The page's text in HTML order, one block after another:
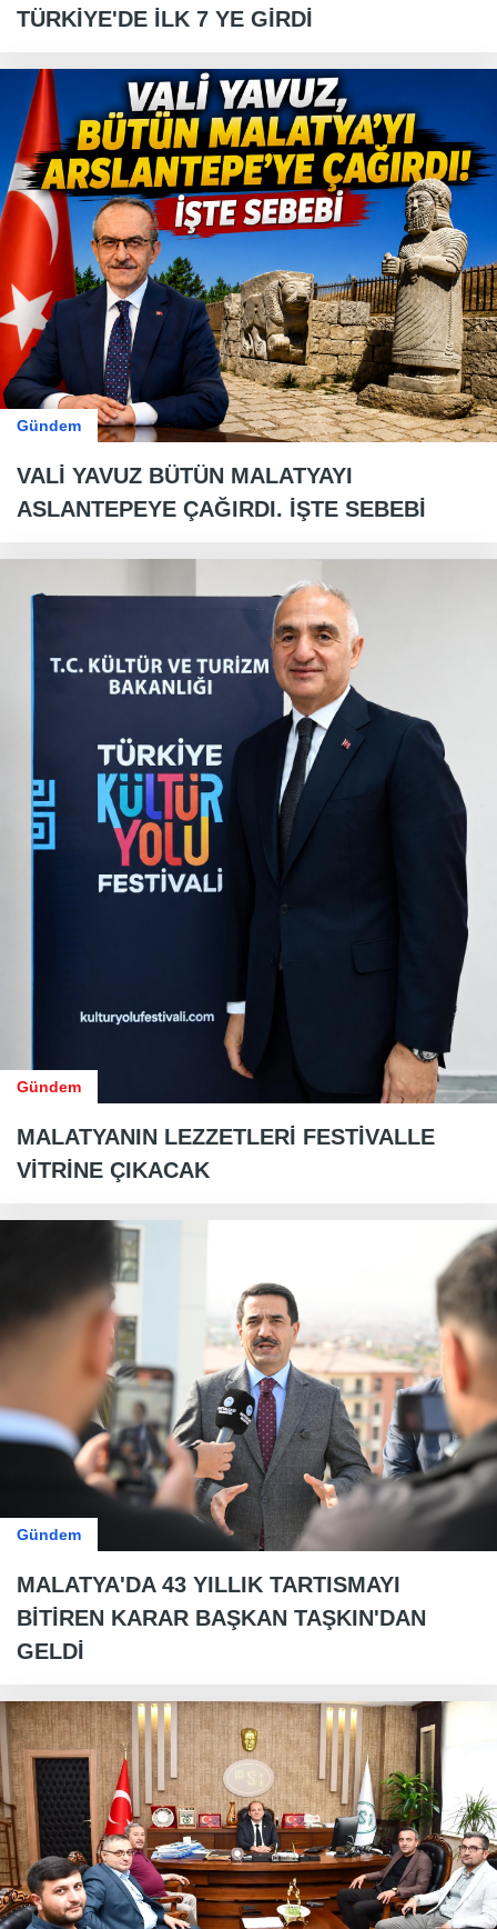
TÜRKİYE'DE İLK 7 YE GİRDİ
Gündem
VALİ YAVUZ BÜTÜN MALATYAYI
ASLANTEPEYE ÇAĞIRDI. İŞTE SEBEBİ
Gündem
MALATYANIN LEZZETLERİ FESTİVALLE
VİTRİNE ÇIKACAK
Gündem
MALATYA'DA 43 YILLIK TARTISMAYI
BİTİREN KARAR BAŞKAN TAŞKIN'DAN
GELDİ